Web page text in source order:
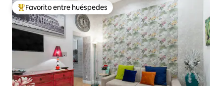
Favorito entre los huéspedes más destacados
Favorito entre huéspedes